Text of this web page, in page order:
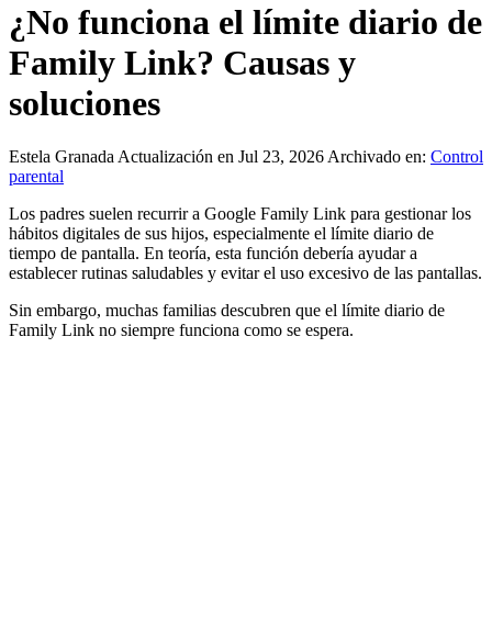
¿No funciona el límite diario de
Family Link? Causas y
soluciones
Estela Granada Actualización en Jul 23, 2026 Archivado en: Control
parental
Los padres suelen recurrir a Google Family Link para gestionar los
hábitos digitales de sus hijos, especialmente el límite diario de
tiempo de pantalla. En teoría, esta función debería ayudar a
establecer rutinas saludables y evitar el uso excesivo de las pantallas.
Sin embargo, muchas familias descubren que el límite diario de
Family Link no siempre funciona como se espera.